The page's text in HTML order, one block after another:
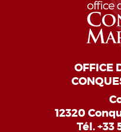
OFFICE
12320
Tél.+33